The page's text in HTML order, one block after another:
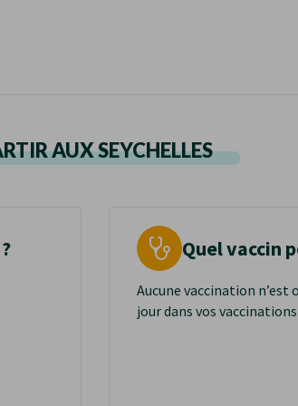
AUX SEYCHELLES
Quel vaccin
Aucune vaccination
jour dans vos